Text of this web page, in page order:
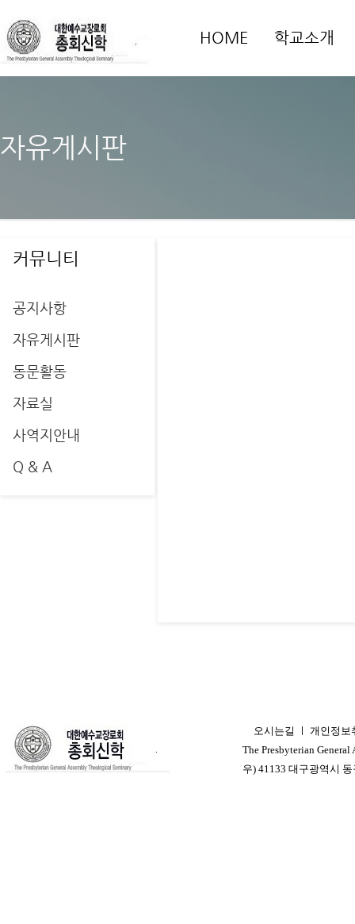
HOME 학교소개
자유게시판
커뮤니티
공지사항
자유게시판
동문활동
자료실
사역지안내
Q & A
오시는길
개인정보
The Presbyterian
우) 41133 대구광역시